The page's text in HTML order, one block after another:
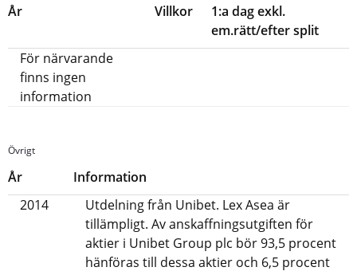
År Villkor
1:a dag exkl.
em.rätt/efter split
För närvarande
finns ingen
information
Övrigt
År
Information
2014
Utdelning från Unibet. Lex Asea är
tillämpligt. Av anskaffningsutgiften för
aktier i Unibet Group plc bör 93,5 procent
hänföras till dessa aktier och 6,5 procent